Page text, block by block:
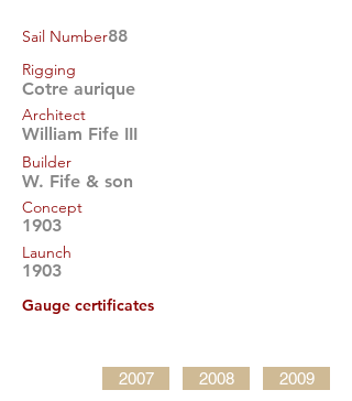
88
Sail Number
Rigging
Cotre aurique
Architect
William Fife III
Builder
W. Fife & son
Concept
1903
Launch
1903
Gauge certificates
2007 2008 2009